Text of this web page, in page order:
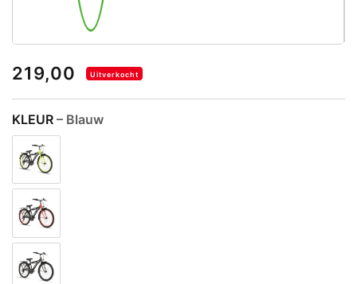
219,00 Uitverkocht
KLEUR – Blauw